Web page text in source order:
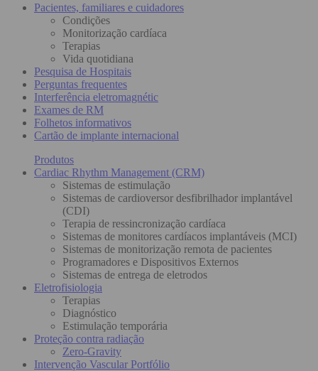
Pacientes, familiares e cuidadores
Condições
Monitorização cardíaca
Terapias
Vida quotidiana
Pesquisa de Hospitais
Perguntas frequentes
Interferência eletromagnétic
Exames de RM
Folhetos informativos
Cartão de implante internacional
Produtos
Cardiac Rhythm Management (CRM)
Sistemas de estimulação
Sistemas de cardioversor desfibrilhador implantável
(CDI)
Terapia de ressincronização cardíaca
Sistemas de monitores cardíacos implantáveis (MCI)
Sistemas de monitorização remota de pacientes
Programadores e Dispositivos Externos
Sistemas de entrega de eletrodos
Eletrofisiologia
Terapias
Diagnóstico
Estimulação temporária
Proteção contra radiação
Zero-Gravity
Intervenção Vascular Portfólio